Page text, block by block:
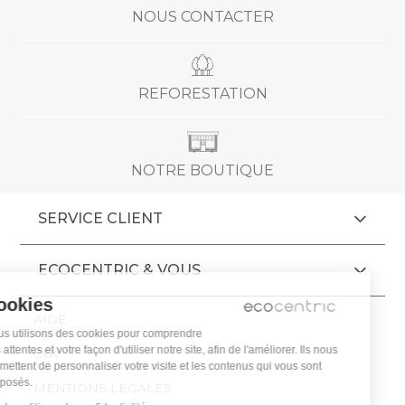
NOUS CONTACTER
REFORESTATION
NOTRE BOUTIQUE
SERVICE CLIENT
ECOCENTRIC & VOUS
AIDE
CGV
MENTIONS LÉGALES
Cookies
Nous utilisons des cookies pour comprendre
vos attentes et votre façon d'utiliser notre site, afin de l'améliorer. Ils nous
permettent de personnaliser votre visite et les contenus qui vous sont
proposés.